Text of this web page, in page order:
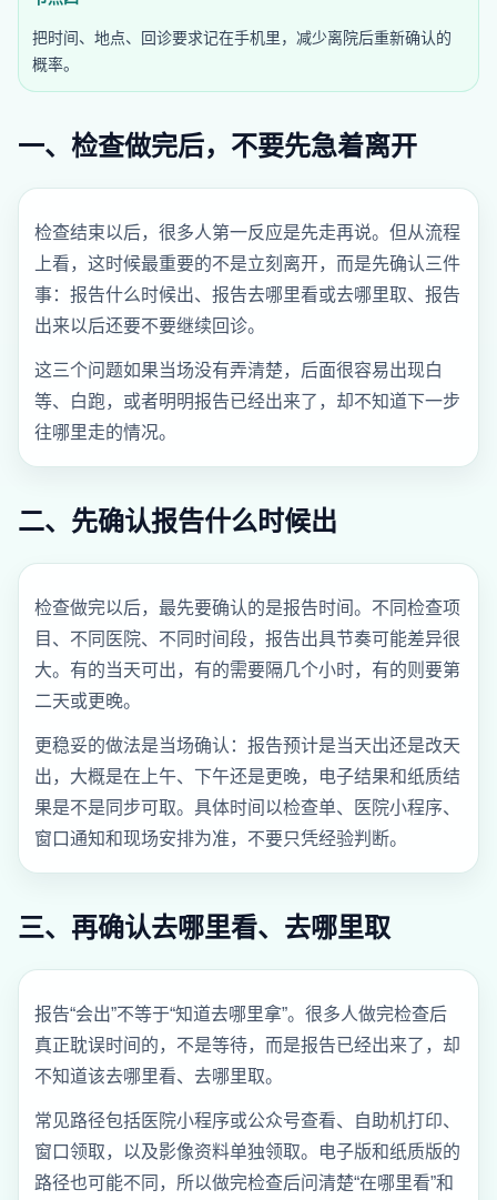
把时间、地点、回诊要求记在手机里，减少离院后重新确认的
概率。
一、检查做完后，不要先急着离开
检查结束以后，很多人第一反应是先走再说。但从流程
上看，这时候最重要的不是立刻离开，而是先确认三件
事：报告什么时候出、报告去哪里看或去哪里取、报告
出来以后还要不要继续回诊。
这三个问题如果当场没有弄清楚，后面很容易出现白
等、白跑，或者明明报告已经出来了，却不知道下一步
往哪里走的情况。
二、先确认报告什么时候出
检查做完以后，最先要确认的是报告时间。不同检查项
目、不同医院、不同时间段，报告出具节奏可能差异很
大。有的当天可出，有的需要隔几个小时，有的则要第
二天或更晚。
更稳妥的做法是当场确认：报告预计是当天出还是改天
出，大概是在上午、下午还是更晚，电子结果和纸质结
果是不是同步可取。具体时间以检查单、医院小程序、
窗口通知和现场安排为准，不要只凭经验判断。
三、再确认去哪里看、去哪里取
报告“会出”不等于“知道去哪里拿”。很多人做完检查后
真正耽误时间的，不是等待，而是报告已经出来了，却
不知道该去哪里看、去哪里取。
常见路径包括医院小程序或公众号查看、自助机打印、
窗口领取，以及影像资料单独领取。电子版和纸质版的
路径也可能不同，所以做完检查后问清楚“在哪里看”和